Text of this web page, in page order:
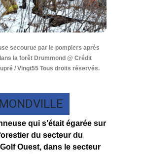
secourue par le pompiers après
la forêt Drummond @ Crédit
/ Vingt55 Tous droits réservés.
qui s’était égarée sur
du secteur du
Ouest, dans le secteur